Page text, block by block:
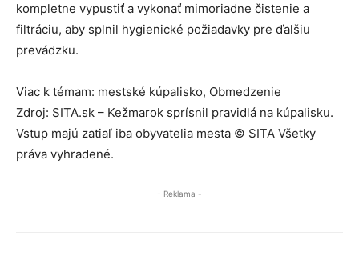
kompletne vypustiť a vykonať mimoriadne čistenie a
filtráciu, aby splnil hygienické požiadavky pre ďalšiu
prevádzku.
Viac k témam: mestské kúpalisko, Obmedzenie
Zdroj: SITA.sk – Kežmarok sprísnil pravidlá na kúpalisku.
Vstup majú zatiaľ iba obyvatelia mesta © SITA Všetky
práva vyhradené.
- Reklama -